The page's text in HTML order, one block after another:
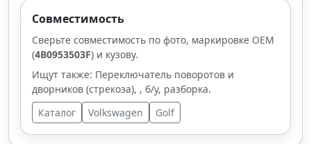
Совместимость
Сверьте совместимость по фото, маркировке OEM
(4B0953503F) и кузову.
Ищут также: Переключатель поворотов и
дворников (стрекоза), , б/у, разборка.
Каталог
Volkswagen Golf